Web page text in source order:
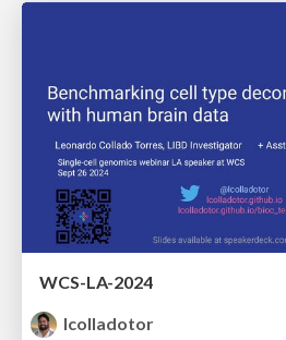
WCS-LA-2024
lcolladotor